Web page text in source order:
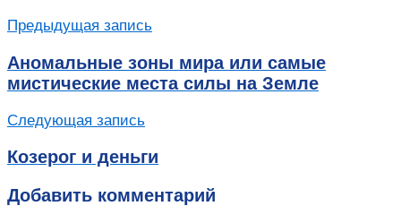
Предыдущая запись
Аномальные зоны мира или самые
мистические места силы на Земле
Следующая запись
Козерог и деньги
Добавить комментарий